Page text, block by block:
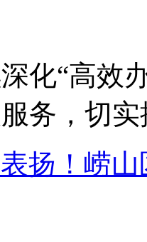
“高效办
务，切
扬！崂